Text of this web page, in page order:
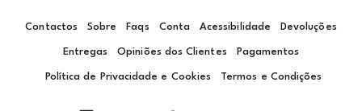
Contactos Sobre Faqs Conta Acessibilidade Devoluções
Entregas Opiniões dos Clientes Pagamentos
Política de Privacidade e Cookies Termos e Condições